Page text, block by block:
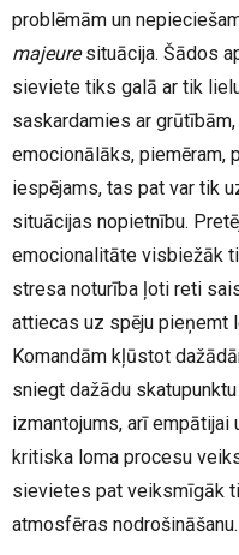
problēmām un
majeuresituācija. Šādos
sieviete tiks galā ar tik
saskardamies ar
emocionālāks, piemēram,
iespējams, tas pat var tik
situācijas nopietnību.
emocionalitāte visbiežāk
stresa noturība ļoti reti
attiecas uz spēju pieņemt
Komandām kļūstot
sniegt dažādu
izmantojums, arī
kritiska loma procesu
sievietes pat veiksmīgāk
atmosfēras nodrošināšanu.